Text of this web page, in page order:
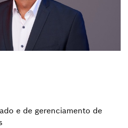
e de gerenciamento de